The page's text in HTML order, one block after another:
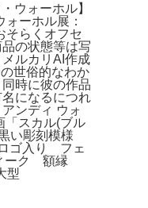
ウォーホル】
ーホル展：
そらくオフセ
の状態等は写
ルカリAI作成
世俗的なわか
時に彼の作品
になるにつれ
ンディ ウォ
「スカル(ブル
い彫刻模様
ゴ入り フェ
ーク 額縁
型